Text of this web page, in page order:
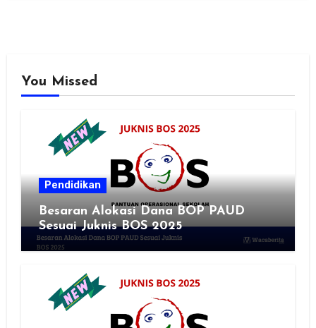
You Missed
Pendidikan
Besaran Alokasi Dana BOP PAUD
Sesuai Juknis BOS 2025